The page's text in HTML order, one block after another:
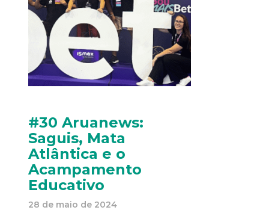
#30 Aruanews:
Saguis, Mata
Atlântica e o
Acampamento
Educativo
28 de maio de 2024